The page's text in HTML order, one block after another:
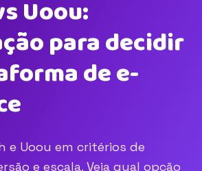
Uoou:
para decidir
de e-
e Uoou em critérios de
e escala. Veja qual opção